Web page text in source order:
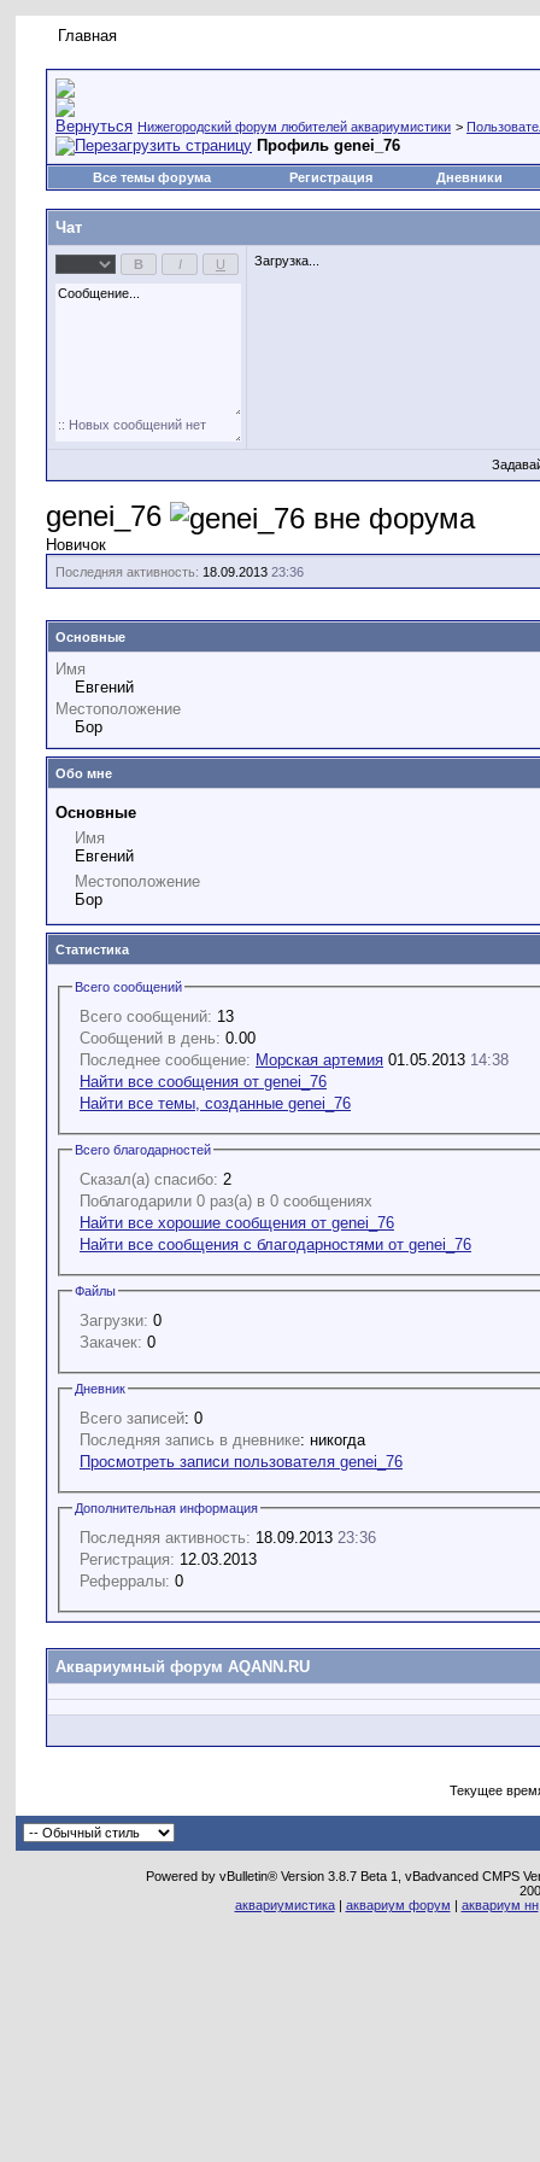
Главная
Нижегородский форум любителей аквариумистики >
Профиль genei_76
Все темы форума Регистрация Дневники
Чат
Загрузка...
genei_76
Новичок
Последняя активность: 18.09.2013 23:36
Основные
Имя
Евгений
Местоположение
Бор
Обо мне
Основные
Имя
Евгений
Местоположение
Бор
Статистика
Всего сообщений
Всего сообщений: 13
Сообщений в день: 0.00
Последнее сообщение: Морская артемия 01.05.2013 14:38
Найти все сообщения от genei_76
Найти все темы, созданные genei_76
Всего благодарностей
Сказал(а) спасибо: 2
Поблагодарили 0 раз(а) в 0 сообщениях
Найти все хорошие сообщения от genei_76
Найти все сообщения с благодарностями от genei_76
Файлы
Загрузки: 0
Закачек: 0
Дневник
Всего записей: 0
Последняя запись в дневнике : никогда
Просмотреть записи пользователя genei_76
Дополнительная информация
Последняя активность: 18.09.2013 23:36
Регистрация: 12.03.2013
Реферралы: 0
Аквариумный форум AQANN.RU
Текущее
Powered by vBulletin® Version 3.8.7 Beta 1, vBadvanced CMPS
аквариумистика| аквариум форум | аквариум нн